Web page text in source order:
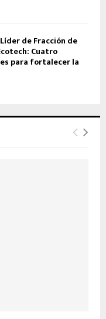
de Fracción de
Cuatro
para fortalecer la